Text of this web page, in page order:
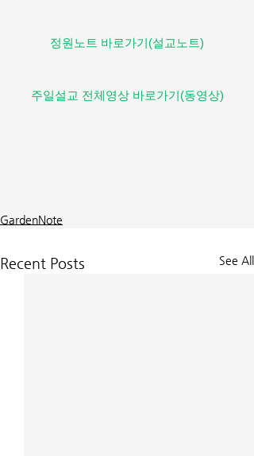
정원노트 바로가기(설교노트)
주일설교 전체영상 바로가기(동영상)
GardenNote
Recent Posts See All